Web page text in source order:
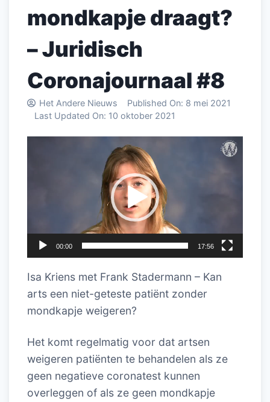
mondkapje draagt?
– Juridisch
Coronajournaal #8
Het Andere Nieuws Published On: 8 mei 2021
Last Updated On: 10 oktober 2021
00:00 17:56
Isa Kriens met Frank Stadermann – Kan
arts een niet-geteste patiënt zonder
mondkapje weigeren?
Het komt regelmatig voor dat artsen
weigeren patiënten te behandelen als ze
geen negatieve coronatest kunnen
overleggen of als ze geen mondkapje